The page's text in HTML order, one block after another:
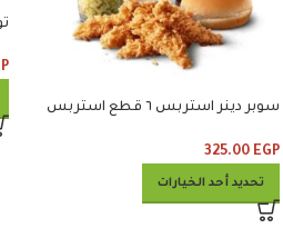
سوبر دينر استربس ٦ قطع استربس
325.00 EGP
تحديد أحد الخيارات